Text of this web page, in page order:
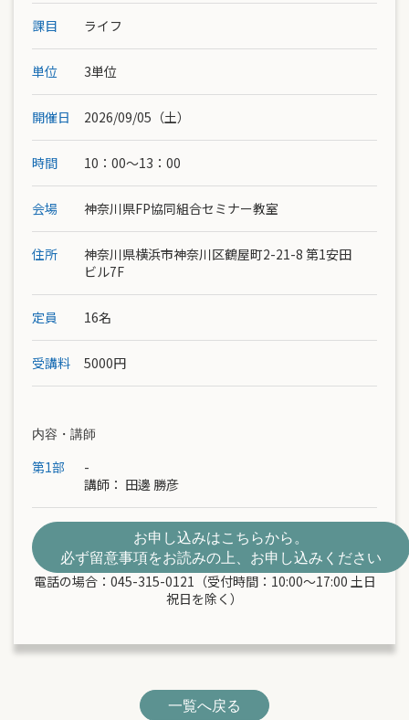
課目 ライフ
単位 3単位
開催日 2026/09/05（土）
時間 10：00〜13：00
会場 神奈川県FP協同組合セミナー教室
住所
神奈川県横浜市神奈川区鶴屋町2-21-8 第1安田
ビル7F
定員 16名
受講料 5000円
内容・講師
第1部
-
講師： 田邊 勝彦
お申し込みはこちらから。
必ず留意事項をお読みの上、お申し込みください
電話の場合：045-315-0121（受付時間：10:00～17:00 土日
祝日を除く）
一覧へ戻る